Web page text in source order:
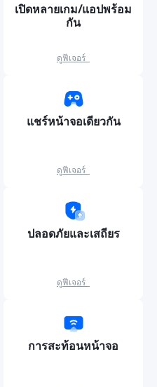
เปิดหลายเกม/แอปพร้อม
กัน
แชร์หน้าจอเดียวกัน
ปลอดภัยและเสถียร
การสะท้อนหน้าจอ